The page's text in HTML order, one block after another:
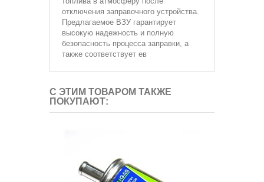
отключения заправочного устройства.
Предлагаемое ВЗУ гарантирует
высокую надежность и полную
безопасность процесса заправки, а
также соответствует ев
С ЭТИМ ТОВАРОМ ТАКЖЕ
ПОКУПАЮТ: